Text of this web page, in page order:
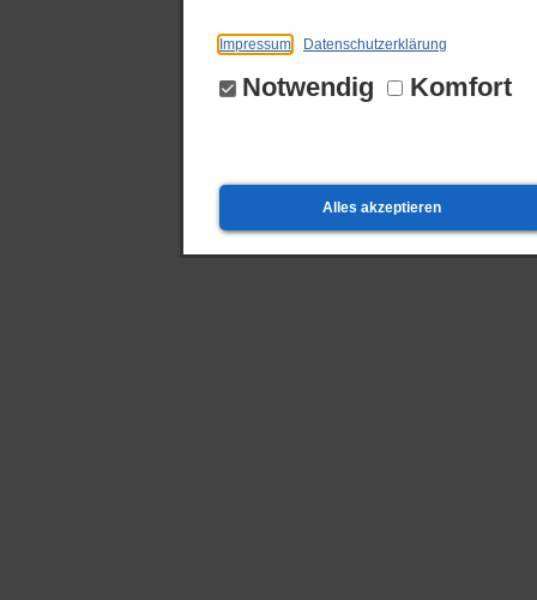
Impressum Datenschutzerklärung
Notwendig Komfort
Alles akzeptieren